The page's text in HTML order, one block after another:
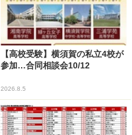
【高校受験】横須賀の私立4校が
参加…合同相談会10/12
2026.8.5